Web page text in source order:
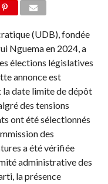
(UDB), fondée
Nguema en 2024, a
élections législatives
annonce est
la date limite de dépôt
des tensions
ont été sélectionnés
des
a été vérifiée
administrative des
la présence